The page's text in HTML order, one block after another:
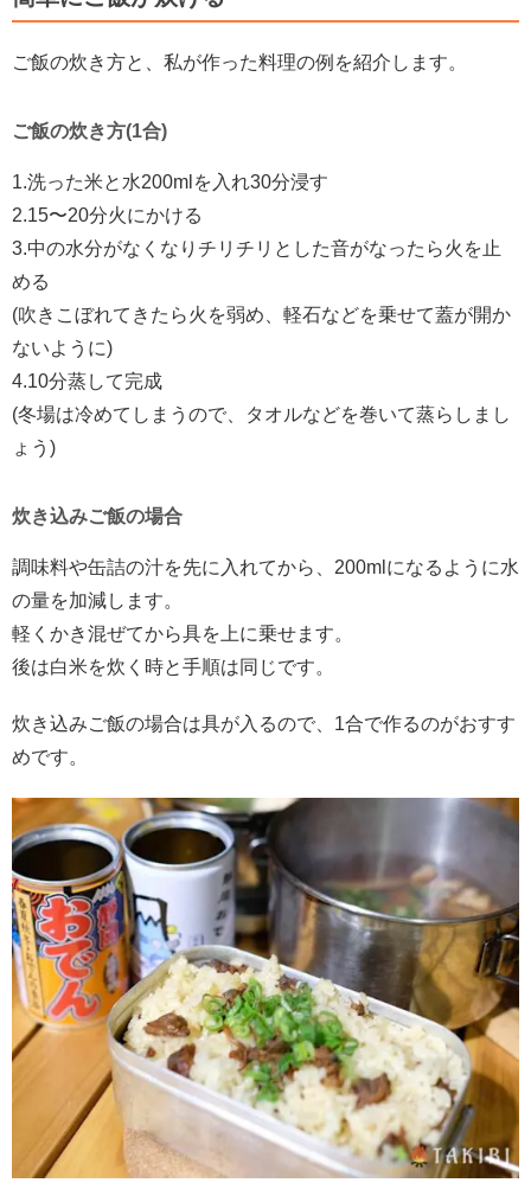
ご飯の炊き方と、私が作った料理の例を紹介します。
ご飯の炊き方(1合)
1.洗った米と水200mlを入れ30分浸す
2.15〜20分火にかける
3.中の水分がなくなりチリチリとした音がなったら火を止
める
(吹きこぼれてきたら火を弱め、軽石などを乗せて蓋が開か
ないように)
4.10分蒸して完成
(冬場は冷めてしまうので、タオルなどを巻いて蒸らしまし
ょう)
炊き込みご飯の場合
調味料や缶詰の汁を先に入れてから、200mlになるように水
の量を加減します。
軽くかき混ぜてから具を上に乗せます。
後は白米を炊く時と手順は同じです。
炊き込みご飯の場合は具が入るので、1合で作るのがおすす
めです。